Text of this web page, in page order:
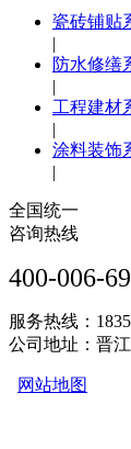
瓷砖铺贴
|
防水修缮
|
工程建材
|
涂料装饰
|
全国统一
咨询热线
400-006-
服务热线：
公司地址：晋
网站地图